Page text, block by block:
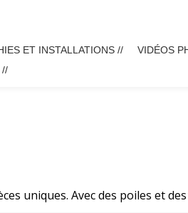
ET INSTALLATIONS // VIDÉOS
//
uniques. Avec des poiles et